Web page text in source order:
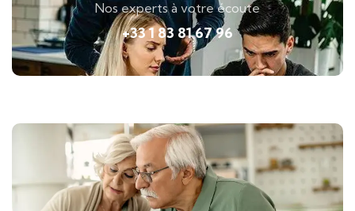
Nos experts à votre écoute
+33 1 83 81 67 96